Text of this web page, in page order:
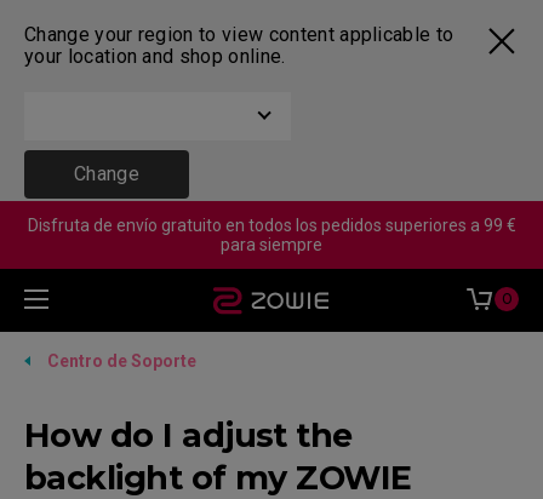
Change your region to view content applicable to
your location and shop online.
Change
Disfruta de envío gratuito en todos los pedidos superiores a 99 €
para siempre
0
Centro de Soporte
How do I adjust the
backlight of my ZOWIE